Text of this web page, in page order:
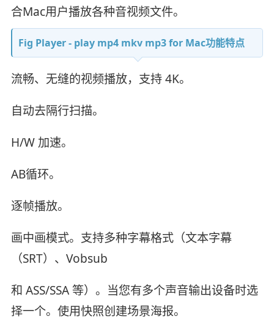
合Mac用户播放各种音视频文件。
Fig Player - play mp4 mkv mp3 for Mac功能特点
流畅、无缝的视频播放，支持 4K。
自动去隔行扫描。
H/W 加速。
AB循环。
逐帧播放。
画中画模式。支持多种字幕格式（文本字幕
（SRT）、Vobsub
和 ASS/SSA 等）。当您有多个声音输出设备时选
择一个。使用快照创建场景海报。